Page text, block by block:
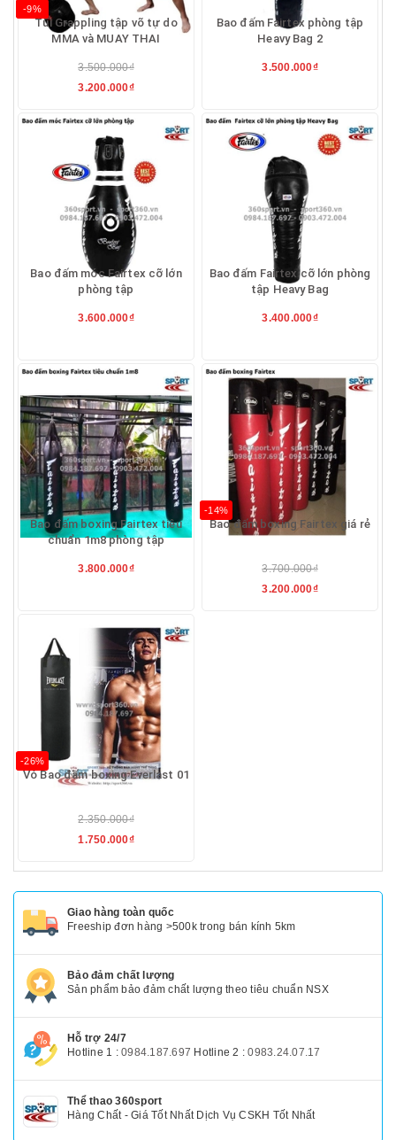
-9%
Túi Grappling tập võ tự do
MMA và MUAY THAI
3.500.000₫
3.200.000₫
Bao đấm Fairtex phòng tập
Heavy Bag 2
3.500.000₫
Bao đấm móc Fairtex cỡ lớn
phòng tập
3.600.000₫
Bao đấm Fairtex cỡ lớn phòng
tập Heavy Bag
3.400.000₫
Bao đấm boxing Fairtex tiêu
chuẩn 1m8 phòng tập
3.800.000₫
-14%
Bao đấm boxing Fairtex giá rẻ
3.700.000₫
3.200.000₫
-26%
Vỏ Bao đấm boxing Everlast 01
2.350.000₫
1.750.000₫
Giao hàng toàn quốc
Freeship đơn hàng >500k trong bán kính 5km
Bảo đảm chất lượng
Sản phẩm bảo đảm chất lượng theo tiêu chuẩn NSX
Hỗ trợ 24/7
Hotline 1 : 0984.187.697 Hotline 2 :0983.24.07.17
Thể thao 360sport
Hàng Chất - Giá Tốt Nhất Dịch Vụ CSKH Tốt Nhất